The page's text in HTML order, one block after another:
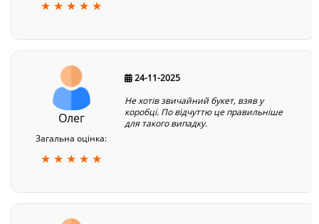
★ ★ ★ ★ ★
Олег
Загальна оцінка:
★ ★ ★ ★ ★
24-11-2025
Не хотів звичайний букет, взяв у
коробці. По відчуттю це правильніше
для такого випадку.